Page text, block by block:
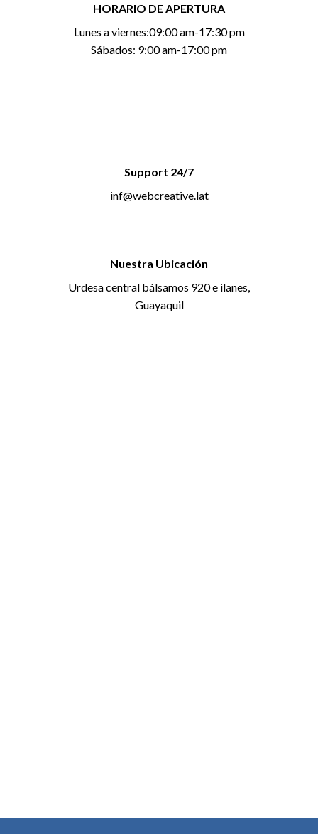
HORARIO DE APERTURA
Lunes a viernes:09:00 am-17:30 pm
Sábados: 9:00 am-17:00 pm
Support 24/7
inf@webcreative.lat
Nuestra Ubicación
Urdesa central bálsamos 920 e ilanes,
Guayaquil